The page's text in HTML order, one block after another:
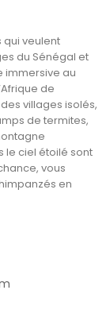
veulent
du Sénégal et
immersive au
de
villages isolés,
de termites,
le ciel étoilé sont
vous
en